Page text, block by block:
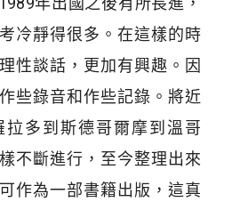
冷靜得很多。在這樣的時
性談話，更加有興趣。因
些錄音和作些記錄。將近
拉多到斯德哥爾摩到溫哥
不斷進行，至今整理出來
作為一部書籍出版，這真